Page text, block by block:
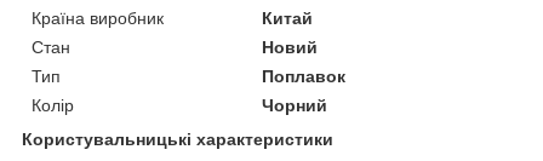
Країна виробник
Китай
Стан
Новий
Тип
Поплавок
Колір
Чорний
Користувальницькі характеристики